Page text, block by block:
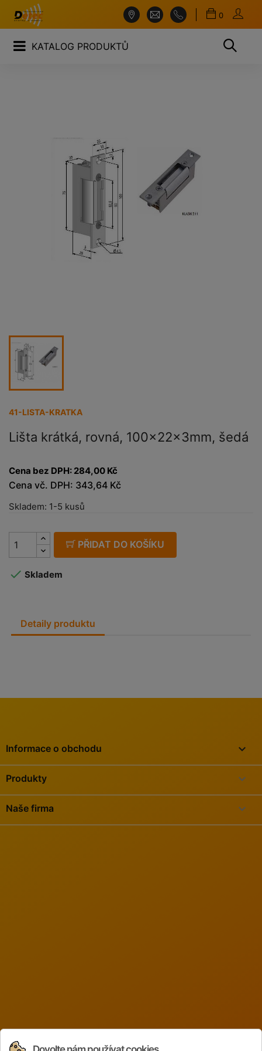
0
KATALOG PRODUKTŮ
41-LISTA-KRATKA
Lišta krátká, rovná, 100x22x3mm, šedá
Cena bez DPH: 284,00 Kč
Cena vč. DPH: 343,64 Kč
Skladem: 1-5 kusů
PŘIDAT DO KOŠÍKU
 Skladem
Detaily produktu
Informace o obchodu keyboard_arrow_down
Produkty 
Naše firma 